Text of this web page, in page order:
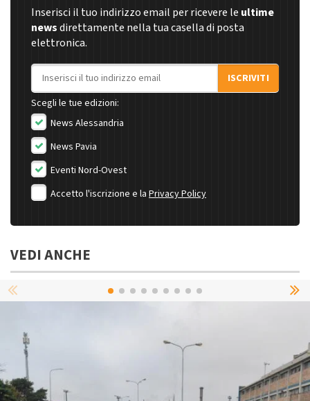
Inserisci il tuo indirizzo email per ricevere le ultime
newsdirettamente nella tua casella di posta
elettronica.
Indirizzo email
ISCRIVITI
Scegli le tue edizioni:
News Alessandria
News Pavia
Eventi Nord-Ovest
Accetto l'iscrizione e la Privacy Policy
VEDI ANCHE